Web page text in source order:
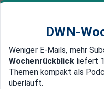
Newsticker MEIN
Edelmetalle
DWN-
Weniger E-Mails, mehr
Wochenrückblick liefert
Themen kompakt als
überläuft.